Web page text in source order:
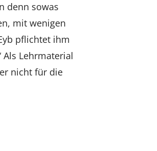
denn sowas
mit wenigen
pflichtet ihm
Als Lehrmaterial
nicht für die